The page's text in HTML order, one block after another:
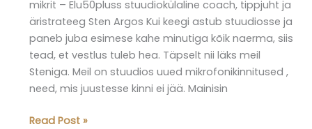
mikrit – Elu50pluss stuudiokülaline coach, tippjuht ja
äristrateeg Sten Argos Kui keegi astub stuudiosse ja
paneb juba esimese kahe minutiga kõik naerma, siis
tead, et vestlus tuleb hea. Täpselt nii läks meil
Steniga. Meil on stuudios uued mikrofonikinnitused ,
need, mis juustesse kinni ei jää. Mainisin
Elu50pluss
Read Post »